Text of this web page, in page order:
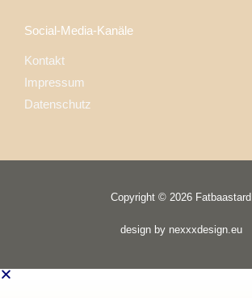
Social-Media-Kanäle
Kontakt
Impressum
Datenschutz
Copyright © 2026 Fatbaastard
design by nexxxdesign.eu